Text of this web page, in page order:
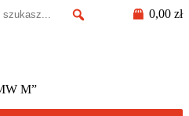
0,00 zł
M”